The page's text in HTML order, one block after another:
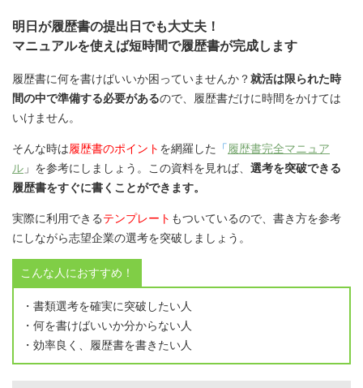
明日が履歴書の提出日でも大丈夫！
マニュアルを使えば短時間で履歴書が完成します
履歴書に何を書けばいいか困っていませんか？就活は限られた時
間の中で準備する必要があるので、履歴書だけに時間をかけては
いけません。
そんな時は履歴書のポイント を網羅した 「 履歴書完全マニュア
ル 」を参考にしましょう。この資料を見れば、 選考を突破できる
履歴書をすぐに書くことができます。
実際に利用できるテンプレート もついているので、書き方を参考
にしながら志望企業の選考を突破しましょう。
こんな人におすすめ！
・書類選考を確実に突破したい人
・何を書けばいいか分からない人
・効率良く、履歴書を書きたい人